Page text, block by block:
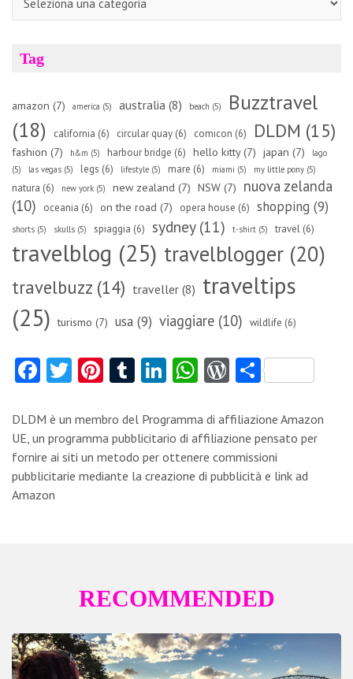
Tag
amazon (7) america (5) australia (8) beach (5)
Buzztravel
(18)
california (6) circular quay (6) comicon (6) DLDM (15)
fashion (7) h&m (5) harbour bridge (6) hello kitty(7) japan (7)
lago
(5)
las vegas (5) legs (6) lifestyle (5) mare (6) miami (5) my little pony (5)
natura (6) new york (5) new zealand (7) NSW (7)
nuova zelanda
(10)
oceania (6) on the road (7) opera house (6) shopping (9)
shorts (5) skulls (5) spiaggia (6) sydney(11) t-shirt (5) travel (6)
travelblog (25) travelblogger (20)
travelbuzz (14) traveller (8) traveltips
(25) turismo (7) usa (9) viaggiare (10) wildlife (6)
Fa
b
o
o
k
T
itt
er
Pi
er
es
t
T
m
bl
r
Li
e
dI
n
W
ts
A
p
W
d
Pr
es
C
n
di
vi
DLDM è un membro del Programma di affiliazione Amazon
UE, un programma pubblicitario di affiliazione pensato per
fornire ai siti un metodo per ottenere commissioni
pubblicitarie mediante la creazione di pubblicità e link ad
Amazon
RECOMMENDED